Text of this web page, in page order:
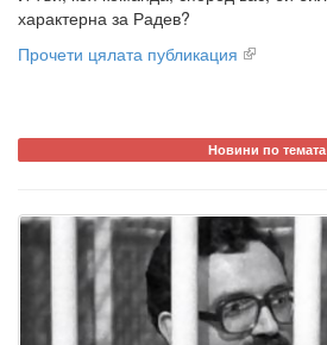
характерна за Радев?
Прочети цялата публикация
Новини по темата